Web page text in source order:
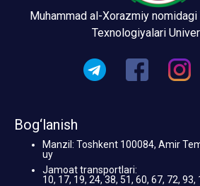
Muhammad al-Xorazmiy
Texnologiyalari
Bog‘lanish
Manzil: Toshkent 100084, Amir
uy
Jamoat transportlari:
10, 17, 19, 24, 38, 51, 60, 67, 72, 93,